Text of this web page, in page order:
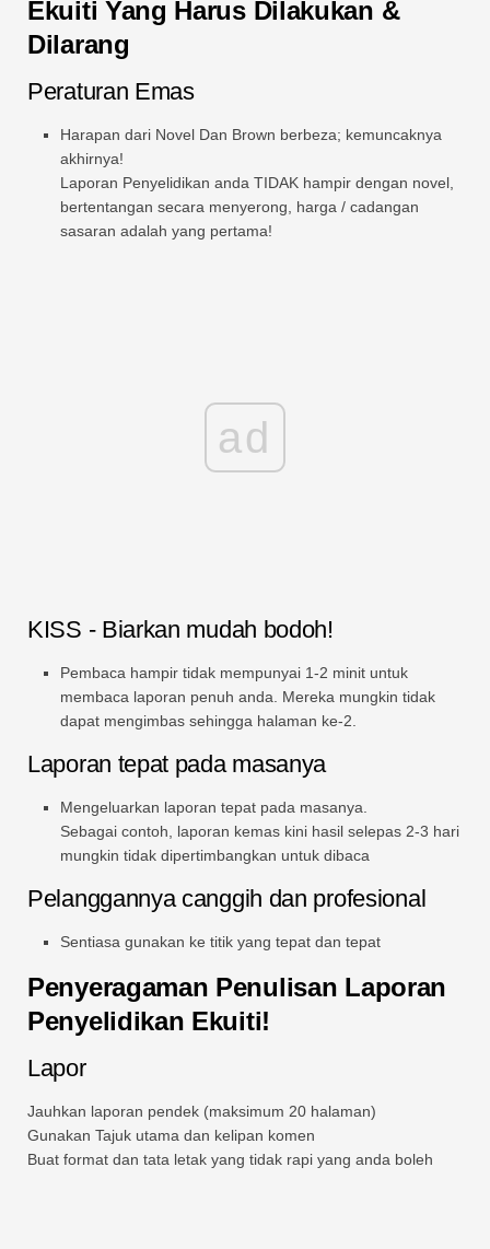
Ekuiti Yang Harus Dilakukan &
Dilarang
Peraturan Emas
Harapan dari Novel Dan Brown berbeza; kemuncaknya
akhirnya!
Laporan Penyelidikan anda TIDAK hampir dengan novel,
bertentangan secara menyerong, harga / cadangan
sasaran adalah yang pertama!
ad
KISS - Biarkan mudah bodoh!
Pembaca hampir tidak mempunyai 1-2 minit untuk
membaca laporan penuh anda. Mereka mungkin tidak
dapat mengimbas sehingga halaman ke-2.
Laporan tepat pada masanya
Mengeluarkan laporan tepat pada masanya.
Sebagai contoh, laporan kemas kini hasil selepas 2-3 hari
mungkin tidak dipertimbangkan untuk dibaca
Pelanggannya canggih dan profesional
Sentiasa gunakan ke titik yang tepat dan tepat
Penyeragaman Penulisan Laporan
Penyelidikan Ekuiti!
Lapor
Jauhkan laporan pendek (maksimum 20 halaman)
Gunakan Tajuk utama dan kelipan komen
Buat format dan tata letak yang tidak rapi yang anda boleh